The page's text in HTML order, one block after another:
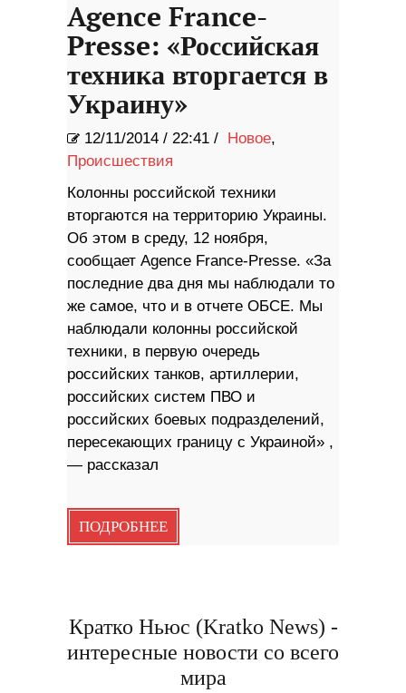
Agence France-
Presse: «Российская
техника вторгается в
Украину»
12/11/2014 / 22:41 / Новое,
Происшествия
Колонны российской техники
вторгаются на территорию Украины.
Об этом в среду, 12 ноября,
сообщает Agence France-Presse. «За
последние два дня мы наблюдали то
же самое, что и в отчете ОБСЕ. Мы
наблюдали колонны российской
техники, в первую очередь
российских танков, артиллерии,
российских систем ПВО и
российских боевых подразделений,
пересекающих границу с Украиной» ,
— рассказал
ПОДРОБНЕЕ
Кратко Ньюс (Kratko News) -
интересные новости со всего
мира